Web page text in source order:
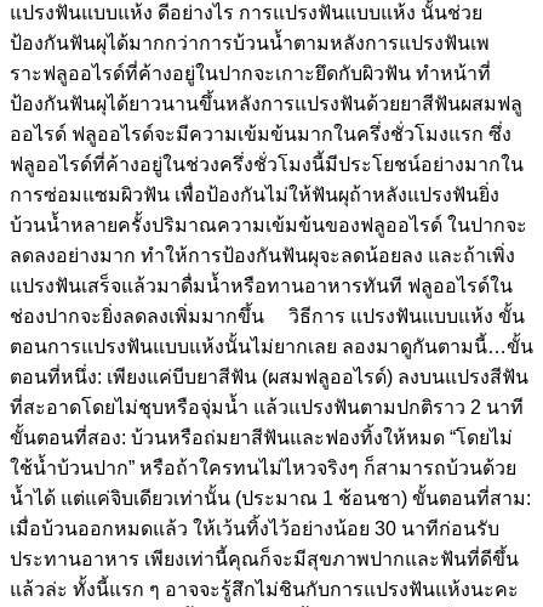
แปรงฟันแบบแห้ง ดีอย่างไร การแปรงฟันแบบแห้ง นั้นช่วย
ป้องกันฟันผุได้มากกว่าการบ้วนน้ำตามหลังการแปรงฟันเพ
ราะฟลูออไรด์ที่ค้างอยู่ในปากจะเกาะยึดกับผิวฟัน ทำหน้าที่
ป้องกันฟันผุได้ยาวนานขึ้นหลังการแปรงฟันด้วยยาสีฟันผสมฟลู
ออไรด์ ฟลูออไรด์จะมีความเข้มข้นมากในครึ่งชั่วโมงแรก ซึ่ง
ฟลูออไรด์ที่ค้างอยู่ในช่วงครึ่งชั่วโมงนี้มีประโยชน์อย่างมากใน
การซ่อมแซมผิวฟัน เพื่อป้องกันไม่ให้ฟันผุถ้าหลังแปรงฟันยิ่ง
บ้วนน้ำหลายครั้งปริมาณความเข้มข้นของฟลูออไรด์ ในปากจะ
ลดลงอย่างมาก ทำให้การป้องกันฟันผุจะลดน้อยลง และถ้าเพิ่ง
แปรงฟันเสร็จแล้วมาดื่มน้ำหรือทานอาหารทันที ฟลูออไรด์ใน
ช่องปากจะยิ่งลดลงเพิ่มมากขึ้น วิธีการ แปรงฟันแบบแห้ง ขั้น
ตอนการแปรงฟันแบบแห้งนั้นไม่ยากเลย ลองมาดูกันตามนี้…ขั้น
ตอนที่หนึ่ง: เพียงแค่บีบยาสีฟัน (ผสมฟลูออไรด์) ลงบนแปรงสีฟัน
ที่สะอาดโดยไม่ชุบหรือจุ่มน้ำ แล้วแปรงฟันตามปกติราว 2 นาที
ขั้นตอนที่สอง: บ้วนหรือถ่มยาสีฟันและฟองทิ้งให้หมด “โดยไม่
ใช้น้ำบ้วนปาก” หรือถ้าใครทนไม่ไหวจริงๆ ก็สามารถบ้วนด้วย
น้ำได้ แต่แค่จิบเดียวเท่านั้น (ประมาณ 1 ช้อนชา) ขั้นตอนที่สาม:
เมื่อบ้วนออกหมดแล้ว ให้เว้นทิ้งไว้อย่างน้อย 30 นาทีก่อนรับ
ประทานอาหาร เพียงเท่านี้คุณก็จะมีสุขภาพปากและฟันที่ดีขึ้น
แล้วล่ะ ทั้งนี้แรก ๆ อาจจะรู้สึกไม่ชินกับการแปรงฟันแห้งนะคะ